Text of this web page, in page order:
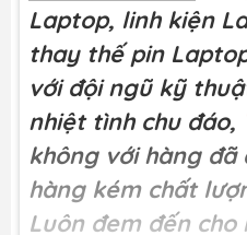
Laptop, linh kiện
thay thế pin
với đội ngũ kỹ
nhiệt tình chu đáo,
không với hàng đã
hàng kém chất
Luôn đem đến